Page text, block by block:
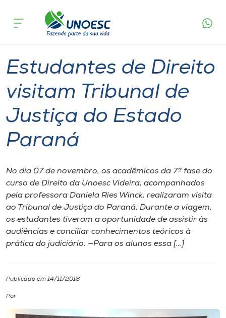
Cursos
Pesquisa
Atendimento ao Estudante
Portal de Ensino
A
Internacionalização
I.nova
Diplomados
Cultura
acontece
Estudantes de Direito
visitam Tribunal de
Justiça do Estado
Paraná
No dia 07 de novembro, os acadêmicos da 7ª fase do
curso de Direito da Unoesc Videira, acompanhados
pela professora Daniela Ries Winck, realizaram visita
ao Tribunal de Justiça do Paraná. Durante a viagem,
os estudantes tiveram a oportunidade de assistir às
audiências e conciliar conhecimentos teóricos à
prática do judiciário. —Para os alunos essa […]
Publicado em 14/11/2018
Por